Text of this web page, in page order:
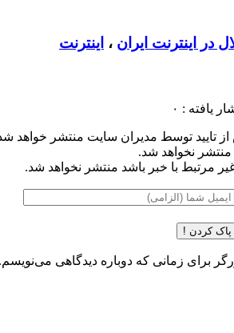
در اینترنت ایران ، اینترنت
یافته : ۰
تایید توسط مدیران سایت منتشر خواهد
منتشر نخواهد شد.
مرتبط با خبر باشد منتشر نخواهد شد.
پاک کردن !
برای زمانی که دوباره دیدگاهی می‌نویسم.